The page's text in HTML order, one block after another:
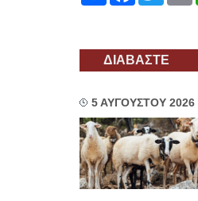
ΔΙΑΒΑΣΤΕ
5 ΑΥΓΟΥΣΤΟΥ 2026